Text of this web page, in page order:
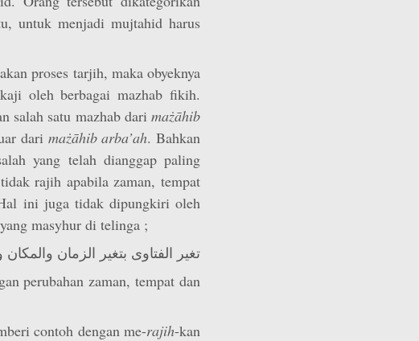
untuk menjadi mujtahid harus
proses tarjih, maka obyeknya
oleh berbagai mazhab fikih.
salah satu mazhab dari mażāhib
dari mażāhib arba’ah. Bahkan
yang telah dianggap paling
rajih apabila zaman, tempat
ini juga tidak dipungkiri oleh
masyhur di telinga ;
تغير الفتاوى بتغير الزمان والمكان
perubahan zaman, tempat dan
contoh dengan me-rajih-kan